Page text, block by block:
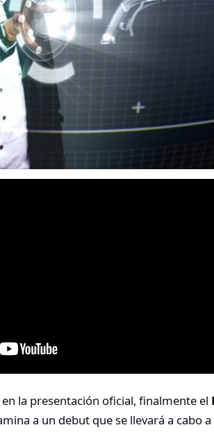
la presentación oficial, finalmente el
a un debut que se llevará a cabo